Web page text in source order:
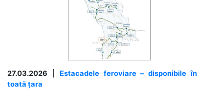
27.03.2026
Estacadele feroviare – disponibile în
toată țara